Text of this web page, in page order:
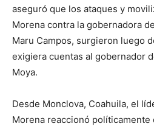
aseguró que los ataques y
Morena contra la gobernadora
Maru Campos, surgieron luego
exigiera cuentas al gobernador
Moya.
Desde Monclova, Coahuila, el
Morena reaccionó políticamente